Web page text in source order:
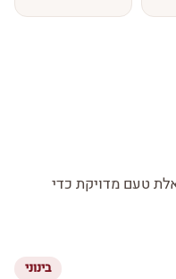
טעם מדויקת כדי
בינוני